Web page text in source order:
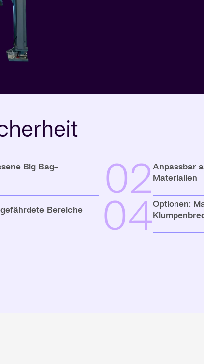
Big Bag-
02Anpassbar
Materialien
Bereiche 04Optionen: